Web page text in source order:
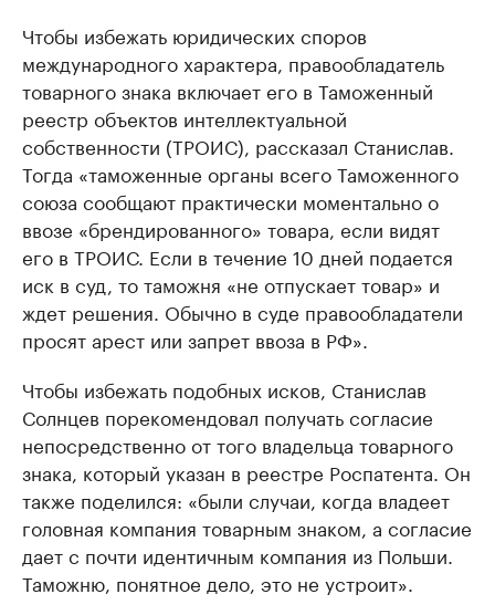
Чтобы избежать юридических споров
международного характера, правообладатель
товарного знака включает его в Таможенный
реестр объектов интеллектуальной
собственности (ТРОИС), рассказал Станислав.
Тогда «таможенные органы всего Таможенного
союза сообщают практически моментально о
ввозе «брендированного» товара, если видят
его в ТРОИС. Если в течение 10 дней подается
иск в суд, то таможня «не отпускает товар» и
ждет решения. Обычно в суде правообладатели
просят арест или запрет ввоза в РФ».
Чтобы избежать подобных исков, Станислав
Солнцев порекомендовал получать согласие
непосредственно от того владельца товарного
знака, который указан в реестре Роспатента. Он
также поделился: «были случаи, когда владеет
головная компания товарным знаком, а согласие
дает с почти идентичным компания из Польши.
Таможню, понятное дело, это не устроит».